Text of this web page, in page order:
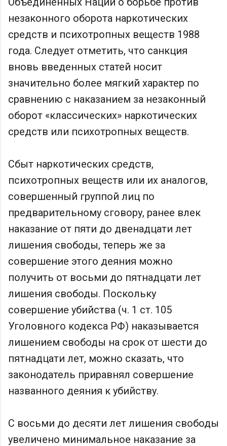
незаконного оборота наркотических
средств и психотропных веществ 1988
года. Следует отметить, что санкция
вновь введенных статей носит
значительно более мягкий характер по
сравнению с наказанием за незаконный
оборот «классических» наркотических
средств или психотропных веществ.
Сбыт наркотических средств,
психотропных веществ или их аналогов,
совершенный группой лиц по
предварительному сговору, ранее влек
наказание от пяти до двенадцати лет
лишения свободы, теперь же за
совершение этого деяния можно
получить от восьми до пятнадцати лет
лишения свободы. Поскольку
совершение убийства (ч. 1 ст. 105
Уголовного кодекса РФ) наказывается
лишением свободы на срок от шести до
пятнадцати лет, можно сказать, что
законодатель приравнял совершение
названного деяния к убийству.
С восьми до десяти лет лишения свободы
увеличено минимальное наказание за